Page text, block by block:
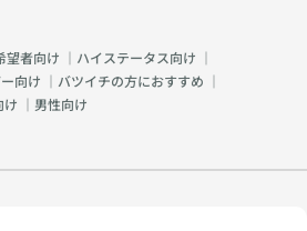
望者向け ｜ ハイステータス向け ｜
向け ｜ バツイチの方におすすめ ｜
け ｜ 男性向け